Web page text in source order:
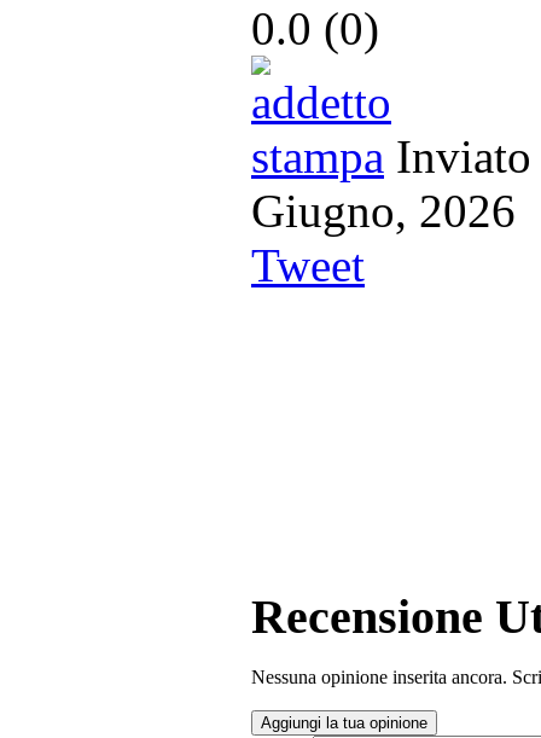
0.0 (0)
Giugno,
Tweet
Recensione
Nessuna opinione inserita ancora.
Aggiungi la tua opinione